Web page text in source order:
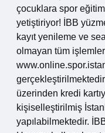
çocuklara spor
yetiştiriyor! İBB
kayıt yenileme ve
olmayan tüm
üzerinden kredi
kişiselleştirilmiş
yapılabilmektedir.